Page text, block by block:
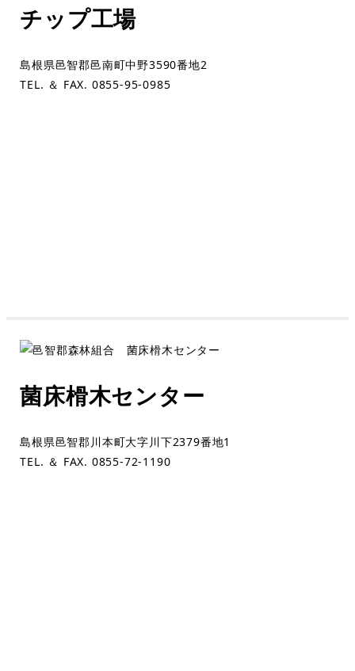
チップ工場
島根県邑智郡邑南町中野3590番地2
TEL. ＆ FAX. 0855-95-0985
菌床榾木センター
島根県邑智郡川本町大字川下2379番地1
TEL. ＆ FAX. 0855-72-1190